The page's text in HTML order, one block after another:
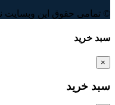
© تمامی حقوق این وبسایت نزد
سبد خرید
×
سبد خرید